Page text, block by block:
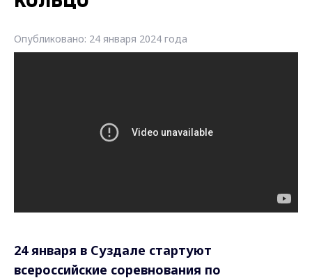
Опубликовано: 24 января 2024 года
24 января в Суздале стартуют
всероссийские соревнования по